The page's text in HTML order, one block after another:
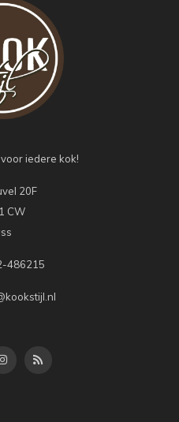
iedere kok!
20F
CW
486215